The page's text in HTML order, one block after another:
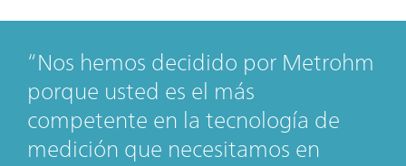
Nos hemos decidido por Metrohm
porque usted es el más
competente en la tecnología de
medición que necesitamos en